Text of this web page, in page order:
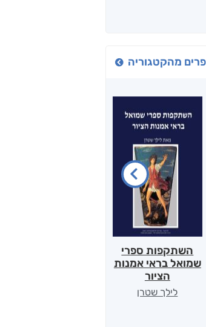
מהקטגוריה
השתקפות ספרי
שמואל בראי אמנות
הציור
לילך שטרן